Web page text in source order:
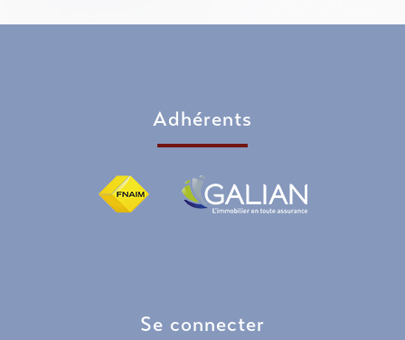
adhérents
se connecter